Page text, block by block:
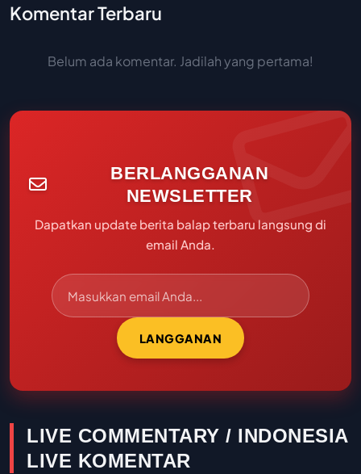
Komentar Terbaru
Belum ada komentar. Jadilah yang pertama!
BERLANGGANAN
NEWSLETTER
Dapatkan update berita balap terbaru langsung di
email Anda.
LANGGANAN
LIVE COMMENTARY / INDONESIA
LIVE KOMENTAR